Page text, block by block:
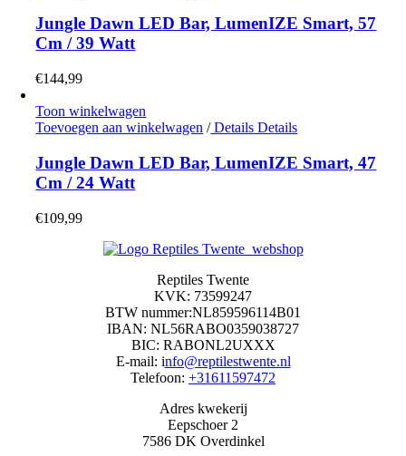
Jungle Dawn LED Bar, LumenIZE Smart, 57
Cm / 39 Watt
€144,99
Toon winkelwagen
Toevoegen aan winkelwagen /Details Details
Jungle Dawn LED Bar, LumenIZE Smart, 47
Cm / 24 Watt
€109,99
Reptiles Twente
KVK: 73599247
BTW nummer:NL859596114B01
IBAN: NL56RABO0359038727
BIC: RABONL2UXXX
E-mail: info@reptilestwente.nl
Telefoon: +31611597472
Adres kwekerij
Eepschoer 2
7586 DK Overdinkel